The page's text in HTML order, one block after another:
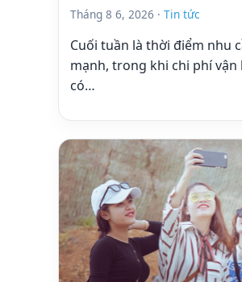
Tháng 8 6, 2026 · Tin tức
Cuối tuần là thời điểm nhu
mạnh, trong khi chi phí vận
có…